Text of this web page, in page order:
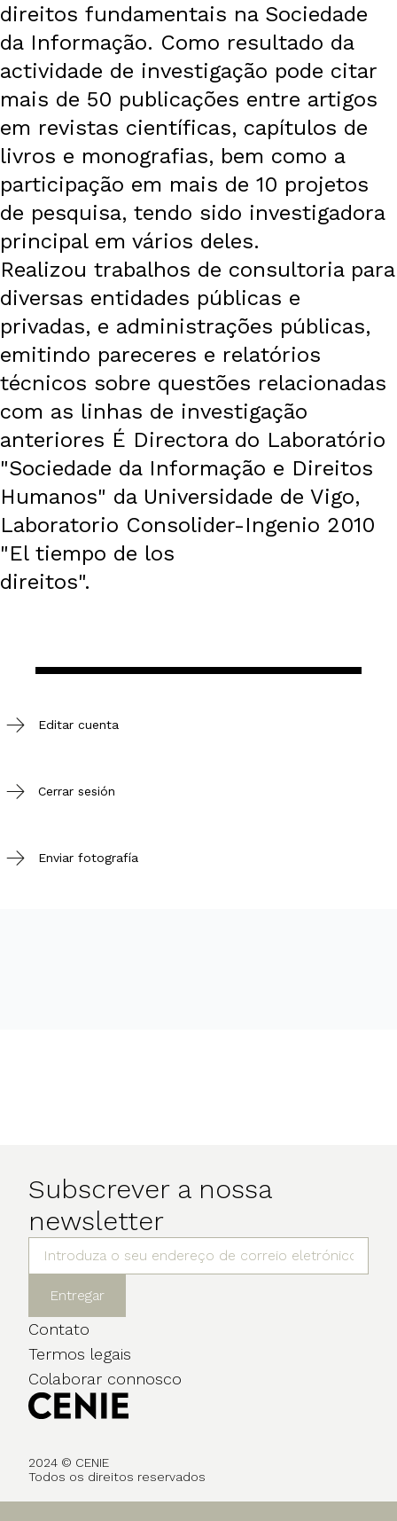
direitos fundamentais na Sociedade
da Informação. Como resultado da
actividade de investigação pode citar
mais de 50 publicações entre artigos
em revistas científicas, capítulos de
livros e monografias, bem como a
participação em mais de 10 projetos
de pesquisa, tendo sido investigadora
principal em vários deles.
Realizou trabalhos de consultoria para
diversas entidades públicas e
privadas, e administrações públicas,
emitindo pareceres e relatórios
técnicos sobre questões relacionadas
com as linhas de investigação
anteriores É Directora do Laboratório
"Sociedade da Informação e Direitos
Humanos" da Universidade de Vigo,
Laboratorio Consolider-Ingenio 2010
"El tiempo de los
direitos".
Editar cuenta
Cerrar sesión
Enviar fotografía
Subscrever a nossa
newsletter
Entregar
Contato
Termos legais
Colaborar connosco
2024 © CENIE
Todos os direitos reservados